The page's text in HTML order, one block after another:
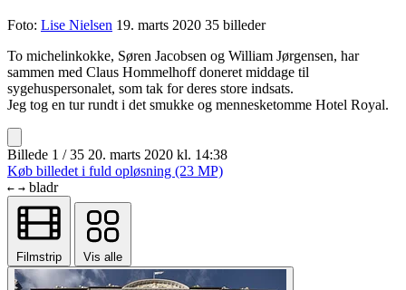
Foto: Lise Nielsen 19. marts 2020 35 billeder
To michelinkokke, Søren Jacobsen og William Jørgensen, har
sammen med Claus Hommelhoff doneret middage til
sygehuspersonalet, som tak for deres store indsats.
Jeg tog en tur rundt i det smukke og mennesketomme Hotel Royal.
Billede 1 / 35 20. marts 2020 kl. 14:38
Køb billedet i fuld opløsning (23 MP)
← → bladr
Filmstrip Vis alle